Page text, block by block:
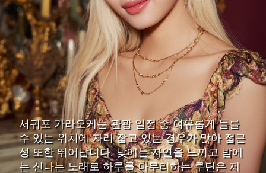
서귀포 가라오케는 관광 일정 중 여유롭게 들를
수 있는 위치에 자리 잡고 있는 경우가 많아 접근
성 또한 뛰어납니다. 낮에는 자연을 느끼고 밤에
는 신나는 노래로 하루를 마무리하는 루틴은 제